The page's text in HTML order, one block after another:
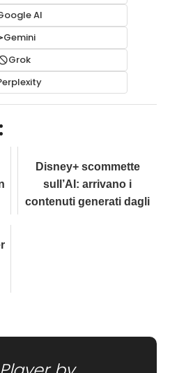
AI
Gemini
Grok
Disney+ scommette
sull’AI: arrivano i
contenuti generati dagli